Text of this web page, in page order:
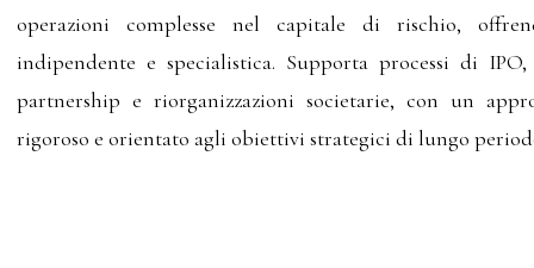
operazioni complesse nel capitale di rischio,
indipendente e specialistica. Supporta processi di
partnership e riorganizzazioni societarie, con un
rigoroso e orientato agli obiettivi strategici di lungo